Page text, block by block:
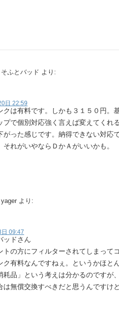
そふとバッド より:
日 22:59
クは有料です。しかも３１５０円。
プで個別対応強く言えば変えてくれ
がった感じです。納得できない対応
それがいやならＤかＡがいいかも。
yager より:
09:47
ッドさん
トの方にフィルターされてしまって
ク有料なんですねぇ。というかほと
耗品」という考えは分かるのです
は無償交換すべきだと思うんですけど